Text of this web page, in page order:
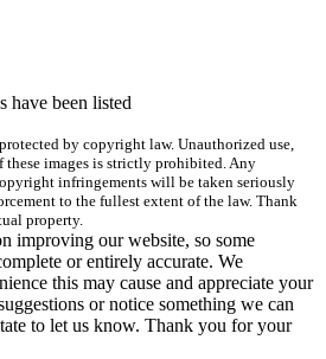
have been listed
by copyright law. Unauthorized use,
images is strictly prohibited. Any
infringements will be taken seriously
to the fullest extent of the law. Thank
property.
improving our website, so some
or entirely accurate. We
this may cause and appreciate your
or notice something we can
to let us know. Thank you for your